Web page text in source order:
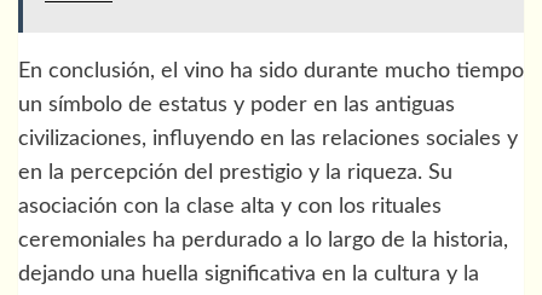
En conclusión, el vino ha sido durante mucho tiempo
un símbolo de estatus y poder en las antiguas
civilizaciones, influyendo en las relaciones sociales y
en la percepción del prestigio y la riqueza. Su
asociación con la clase alta y con los rituales
ceremoniales ha perdurado a lo largo de la historia,
dejando una huella significativa en la cultura y la